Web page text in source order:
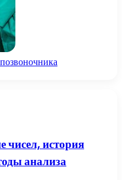
чисел, история
анализа